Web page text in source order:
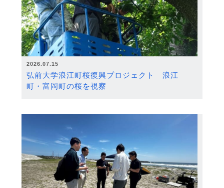
2026.07.15
弘前大学浪江町桜復興プロジェクト 浪江
町・富岡町の桜を視察